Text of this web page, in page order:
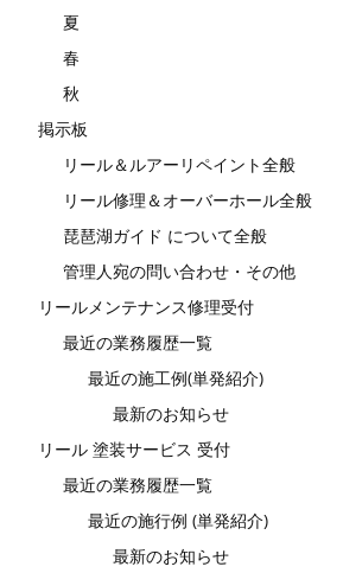
夏
春
秋
掲示板
リール＆ルアーリペイント全般
リール修理＆オーバーホール全般
琵琶湖ガイド について全般
管理人宛の問い合わせ・その他
リールメンテナンス修理受付
最近の業務履歴一覧
最近の施工例(単発紹介)
最新のお知らせ
リール 塗装サービス 受付
最近の業務履歴一覧
最近の施行例 (単発紹介)
最新のお知らせ